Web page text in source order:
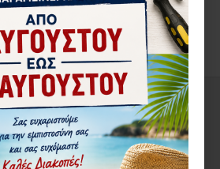
ΜΙΚΡΗ ΑΛΚΑΛΙΚΗ LR44
V13GA BL357
ΣΤΗΝ ΄ΙΔΙΑ ΚΑΤΗΓΟΡΊΑ